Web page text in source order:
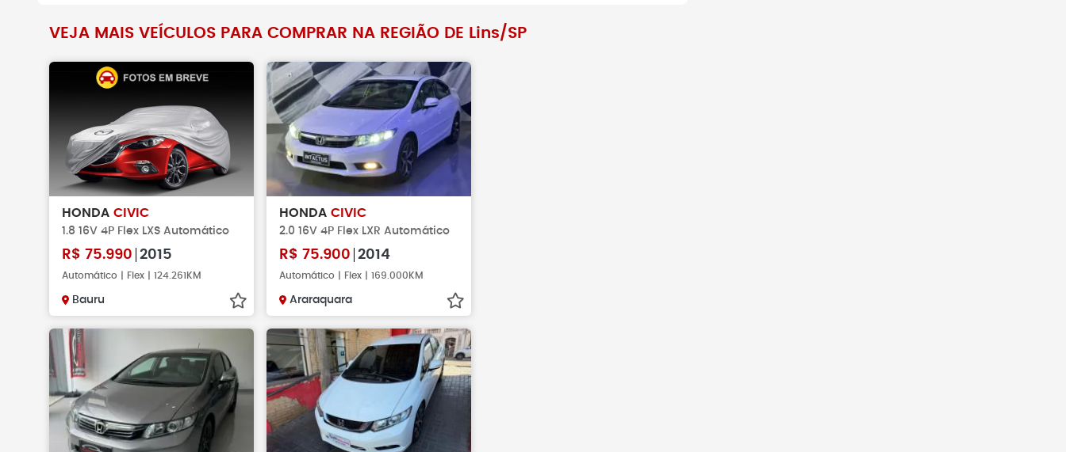
VEJA MAIS VEÍCULOS PARA COMPRAR NA REGIÃO DE Lins/SP
HONDA CIVIC
1.8 16V 4P Flex LXS Automático
R$ 75.990 2015
Automático | Flex | 124.261KM
Bauru
HONDA CIVIC
2.0 16V 4P Flex LXR Automático
R$ 75.900 2014
Automático | Flex | 169.000KM
Araraquara